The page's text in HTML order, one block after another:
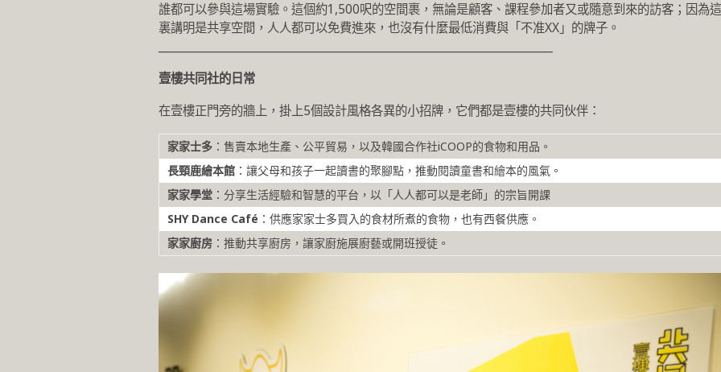
誰都可以參與這場實驗。這個約1,500呎的空間裹，無論是顧客、課程參加者又或隨意到來的訪客；因為這
裏講明是共享空間，人人都可以免費進來，也沒有什麼最低消費與「不准XX」的牌子。
壹樓共同社的日常
在壹樓正門旁的牆上，掛上5個設計風格各異的小招牌，它們都是壹樓的共同伙伴：
家家士多 ：售賣本地生產、公平貿易，以及韓國合作社iCOOP的食物和用品。
長頸鹿繪本館 ：讓父母和孩子一起讀書的聚腳點，推動閱讀童書和繪本的風氣。
家家學堂 ：分享生活經驗和智慧的平台，以「人人都可以是老師」的宗旨開課
SHY Dance Café ：供應家家士多買入的食材所煮的食物，也有西餐供應。
家家廚房 ：推動共享廚房，讓家廚施展廚藝或開班授徒。